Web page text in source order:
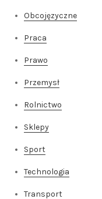
Obcojęzyczne
Praca
Prawo
Przemysł
Rolnictwo
Sklepy
Sport
Technologia
Transport